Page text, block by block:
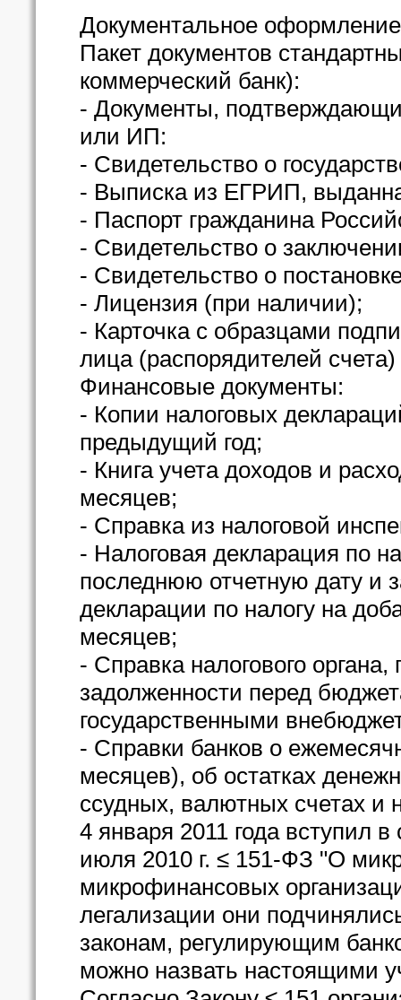
Документальное оформление
Пакет документов
коммерческий банк):
- Документы,
или ИП:
- Свидетельство о
- Выписка из ЕГРИП,
- Паспорт гражданина
- Свидетельство о
- Свидетельство о
- Лицензия (при наличии);
- Карточка с образцами
лица (распорядителей
Финансовые документы:
- Копии налоговых
предыдущий год;
- Книга учета доходов и
месяцев;
- Справка из налоговой
- Налоговая декларация по
последнюю отчетную дату и
декларации по налогу на
месяцев;
- Справка налогового
задолженности перед
государственными
- Справки банков о
месяцев), об остатках
ссудных, валютных счетах и
4 января 2011 года вступил
июля 2010 г. ≤ 151-ФЗ "О
микрофинансовых
легализации они
законам, регулирующим
можно назвать настоящими